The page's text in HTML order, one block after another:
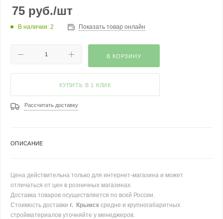
75 руб./шт
В наличии: 2 Показать товар онлайн
В КОРЗИНУ
КУПИТЬ В 1 КЛИК
Рассчитать доставку
ОПИСАНИЕ
Цена действительна только для интернет-магазина и может
отличаться от цен в розничных магазинах.
Доставка товаров осуществляется по всей России.
Стоимость доставки г. Крымск средне и крупногабаритных
стройматериалов уточняйте у менеджеров.